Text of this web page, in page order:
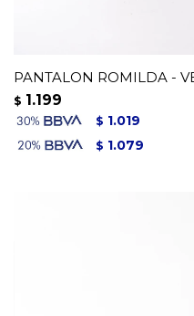
PANTALON ROMILDA -
$ 1.199
$ 1.019
$ 1.079